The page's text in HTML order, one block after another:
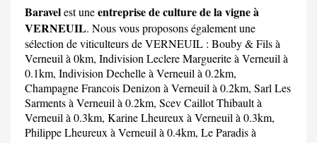
Baravelest uneentreprise de culture de la vigne à
VERNEUIL. Nous vous proposons également une
sélection de viticulteurs de VERNEUIL : Bouby & Filsà
Verneuil à 0km, Indivision Leclere Margueriteà Verneuil à
0.1km, Indivision Dechelleà Verneuil à 0.2km,
Champagne Francois Denizon à Verneuil à 0.2km, Sarl Les
Sarmentsà Verneuil à 0.2km, Scev Caillot Thibaultà
Verneuil à 0.3km, Karine Lheureux à Verneuil à 0.3km,
Philippe Lheureux à Verneuil à 0.4km, Le Paradisà